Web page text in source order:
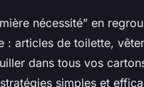
nécessité” en
: articles de toilette,
dans tous vos
simples et